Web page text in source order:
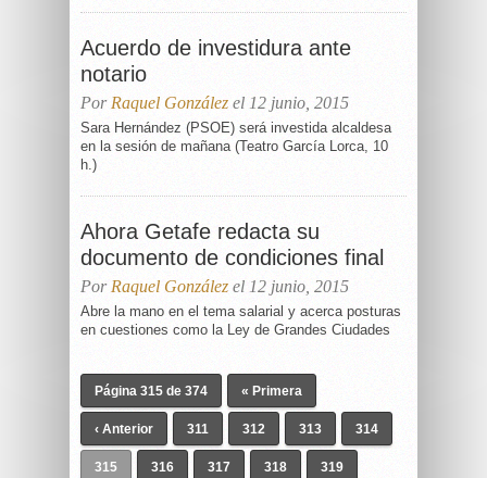
Acuerdo de investidura ante
notario
Por Raquel González el 12 junio, 2015
Sara Hernández (PSOE) será investida alcaldesa
en la sesión de mañana (Teatro García Lorca, 10
h.)
Ahora Getafe redacta su
documento de condiciones final
Por Raquel González el 12 junio, 2015
Abre la mano en el tema salarial y acerca posturas
en cuestiones como la Ley de Grandes Ciudades
Página 315 de 374 « Primera
‹ Anterior 311 312 313 314
315 316 317 318 319